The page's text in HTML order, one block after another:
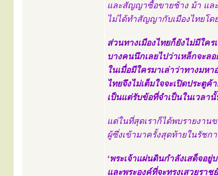
และสัญญาซื้อขายช้าง ม้า แล
ไม่ได้ทำสัญญากับเมืองไทยโด
ส่วนทางเมืองไทยก็ยังไม่มีใคร
บางคนนึกเลยไปว่าเหล็กจะลอ
ในเมื่อมีใครมาเล่าว่าทางมห
ไทยจึงไม่เต็มใจจะเปิดประตูค้
เป็นแต่รับข้อที่จำเป็นในเวลา
แต่ในที่สุดเราก็ได้พบรายงาน
ผู้ซึ่งเข้ามาครั้งสุดท้ายในรัชก
‘พระเจ้าแผ่นดินกำลังเสด็จอ
และพระองค์ที่จะทรงเสวยรา